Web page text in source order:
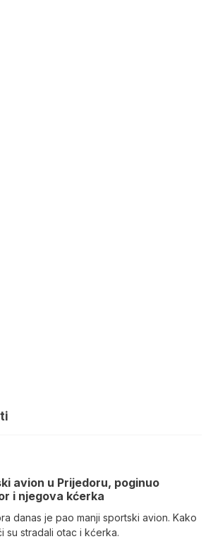
avion u Prijedoru, poginuo
i njegova kćerka
danas je pao manji sportski avion. Kako
su stradali otac i kćerka.